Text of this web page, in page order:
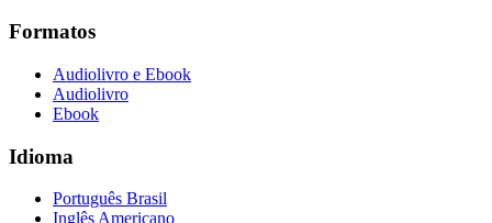
Formatos
Audiolivro e Ebook
Audiolivro
Ebook
Idioma
Português Brasil
Inglês Americano